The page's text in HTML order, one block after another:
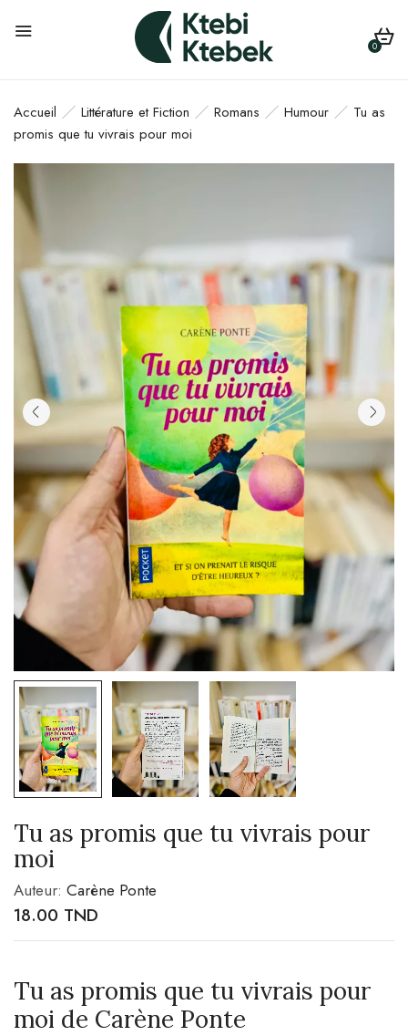
0
Accueil Littérature et Fiction Romans Humour
Tu as
promis que tu vivrais pour moi
Tu as promis que tu vivrais pour
moi
Auteur: Carène Ponte
18.00 TND
Tu as promis que tu vivrais pour
moi de Carène Ponte